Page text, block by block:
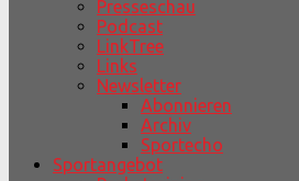
Presseschau
Podcast
LinkTree
Links
Newsletter
Abonnieren
Archiv
Sportecho
Sportangebot